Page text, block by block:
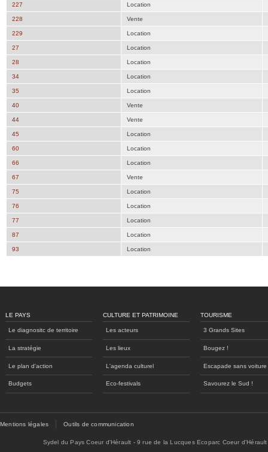
227 Location
228 Vente
229 Location
27 Location
28 Location
34 Location
35 Location
40 Vente
44 Vente
45 Location
60 Location
66 Location
67 Vente
75 Location
76 Location
77 Location
87 Location
93 Location
LE PAYS
Le diagnositc de territoire
La stratégie
Le plan d'action
Budgets
CULTURE ET PATRIMOINE
Les acteurs
Les lieux
L'agenda culturel
Eco-festivals
TOURISME
3 Grands Sites
Bougez !
Escapade sans voiture
Savourez le Sud !
Mentions légales Outils de communication
Sydel du Pays Coeur d'Hérault - 9 rue de la Lucques Ecoparc Coeur